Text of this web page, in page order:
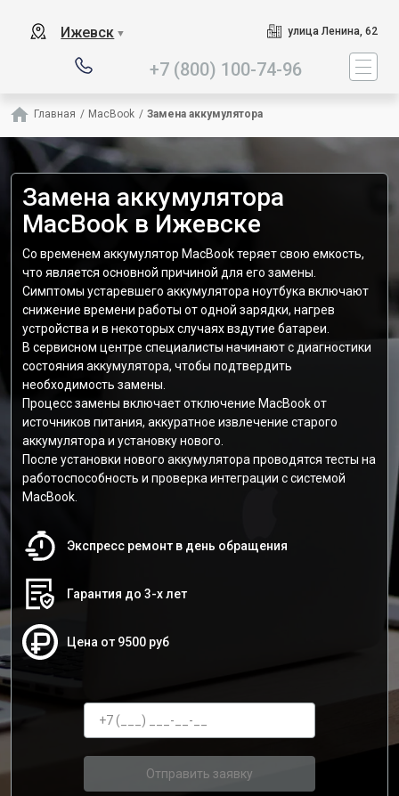
Ижевск ▼ улица Ленина, 62
+7 (800) 100-74-96
Главная / MacBook / Замена аккумулятора
Замена аккумулятора
MacBook в Ижевске
Со временем аккумулятор MacBook теряет свою емкость,
что является основной причиной для его замены.
Симптомы устаревшего аккумулятора ноутбука включают
снижение времени работы от одной зарядки, нагрев
устройства и в некоторых случаях вздутие батареи.
В сервисном центре специалисты начинают с диагностики
состояния аккумулятора, чтобы подтвердить
необходимость замены.
Процесс замены включает отключение MacBook от
источников питания, аккуратное извлечение старого
аккумулятора и установку нового.
После установки нового аккумулятора проводятся тесты на
работоспособность и проверка интеграции с системой
MacBook.
Экспресс ремонт в день обращения
Гарантия до 3-х лет
Цена от 9500 руб
Отправить заявку